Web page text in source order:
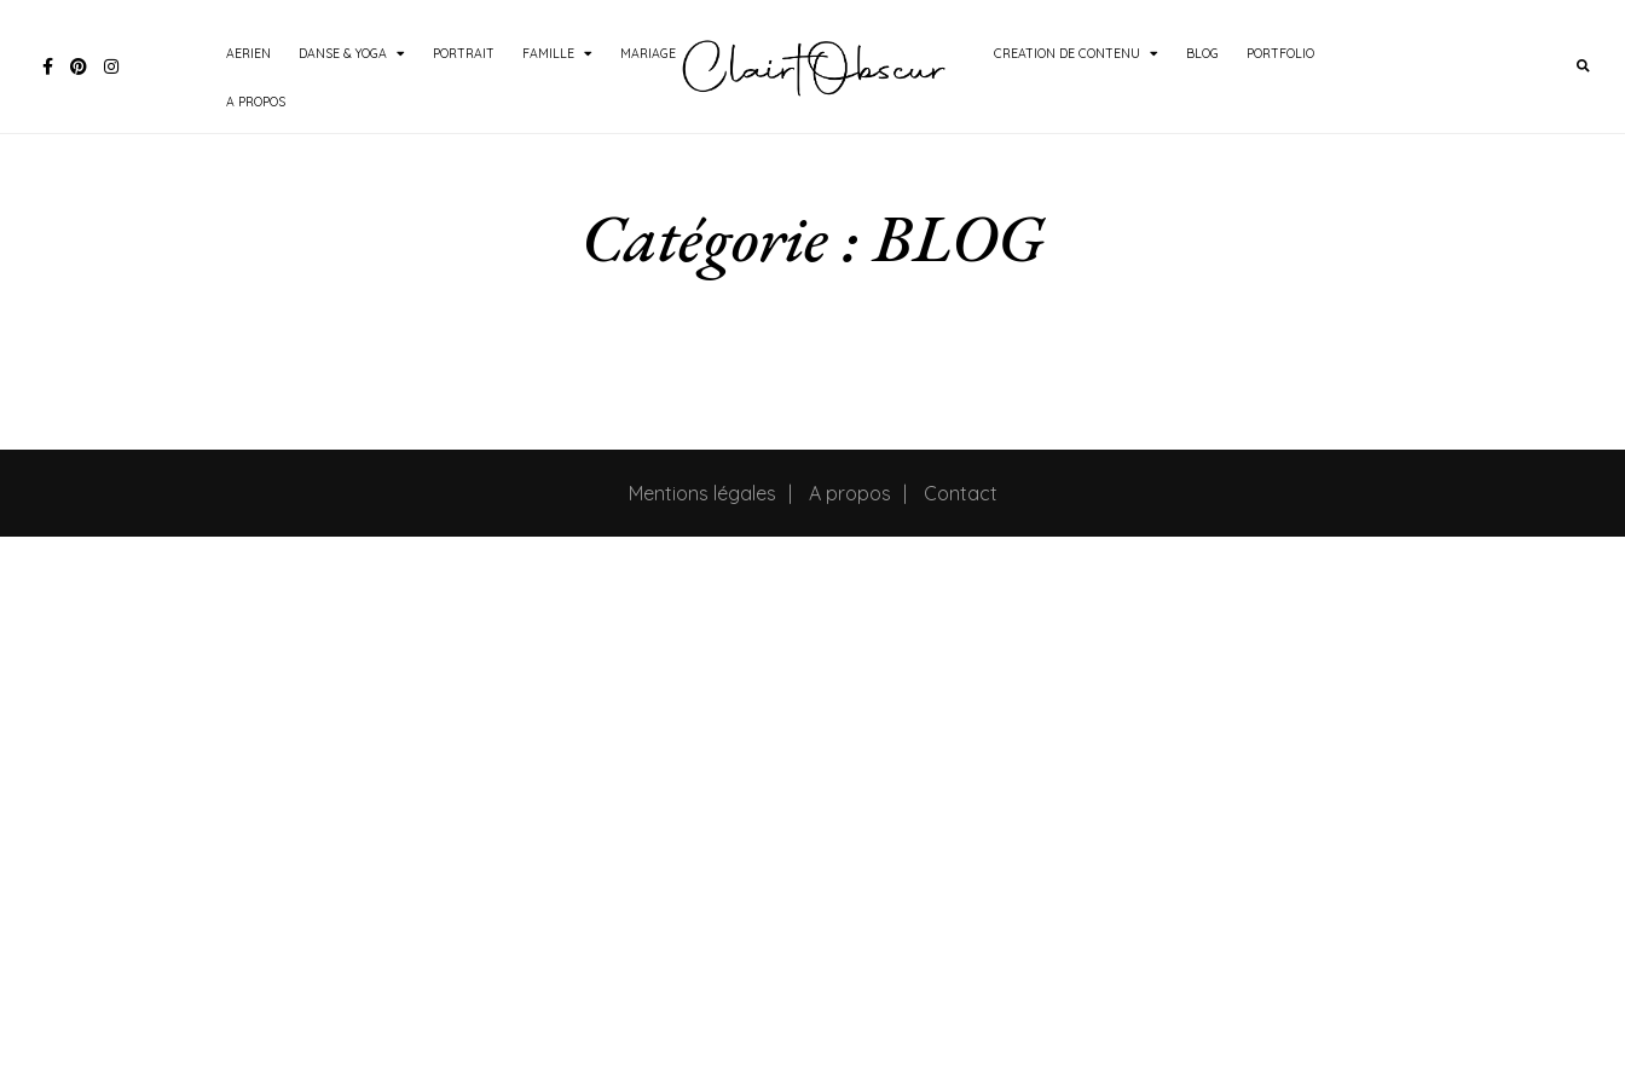
AERIEN DANSE & YOGA PORTRAIT FAMILLE MARIAGE CREATION DE CONTENU BLOG PORTFOLIO
A PROPOS
Catégorie :BLOG
Mentions légales A propos Contact